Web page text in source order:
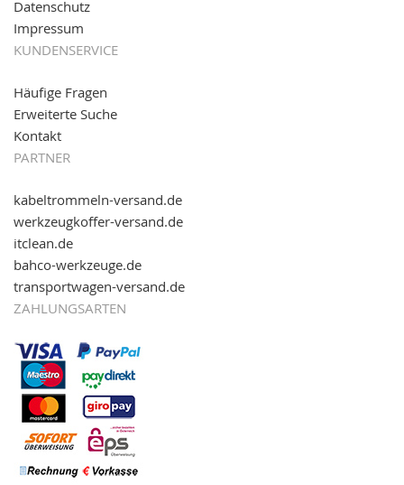
Datenschutz
Impressum
KUNDENSERVICE
Häufige Fragen
Erweiterte Suche
Kontakt
PARTNER
kabeltrommeln-versand.de
werkzeugkoffer-versand.de
itclean.de
bahco-werkzeuge.de
transportwagen-versand.de
ZAHLUNGSARTEN